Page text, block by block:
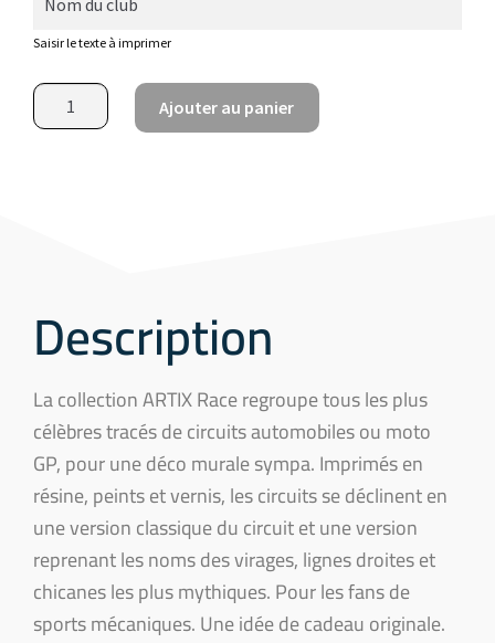
Saisir le texte à imprimer
Ajouter au panier
Description
La collection ARTIX Race regroupe tous les plus
célèbres tracés de circuits automobiles ou moto
GP, pour une déco murale sympa. Imprimés en
résine, peints et vernis, les circuits se déclinent en
une version classique du circuit et une version
reprenant les noms des virages, lignes droites et
chicanes les plus mythiques. Pour les fans de
sports mécaniques. Une idée de cadeau originale.